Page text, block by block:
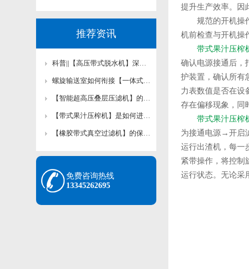
推荐资讯
科普||【高压带式脱水机】深度脱水工艺存在哪些认知误区？
螺旋输送室如何衔接【一体式污泥深度脱水机】前后工艺？
【智能超高压叠层压滤机】的自动化程度怎样影响运维成本？
【带式果汁压榨机】是如何进行压榨工作的？
【橡胶带式真空过滤机】的保养是如何规定的？
免费咨询热线
13345262695
提升生产效率。因
规范的开机操
机前检查与开机操
带式果汁压榨
确认电源接通后，
护装置，确认所有
力表数值是否在设
存在偏移现象，同
带式果汁压榨
为接通电源→开启
运行出渣机，每一
紧带操作，将控制
运行状态。无论采